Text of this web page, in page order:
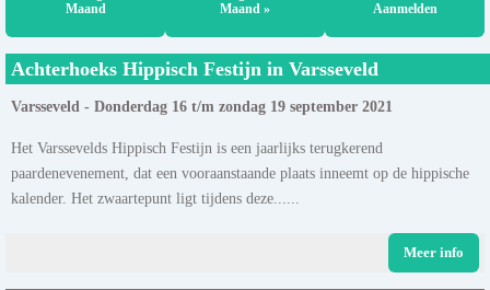
Maand
Maand »
Aanmelden
Achterhoeks Hippisch Festijn in Varsseveld
Varsseveld - Donderdag 16 t/m zondag 19 september 2021
Het Varssevelds Hippisch Festijn is een jaarlijks terugkerend
paardenevenement, dat een vooraanstaande plaats inneemt op de hippische
kalender. Het zwaartepunt ligt tijdens deze......
Meer info